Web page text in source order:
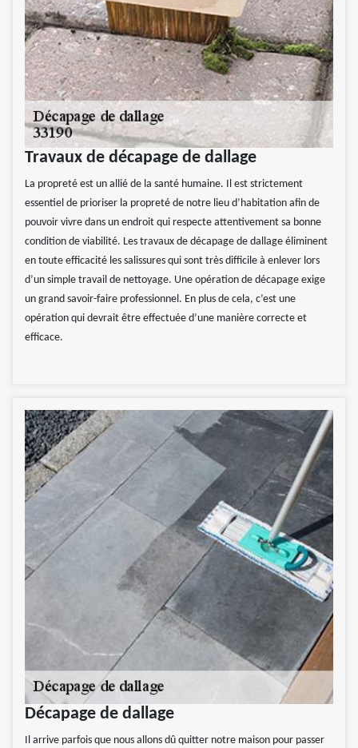
Travaux de décapage de dallage
La propreté est un allié de la santé humaine. Il est strictement
essentiel de prioriser la propreté de notre lieu d’habitation afin de
pouvoir vivre dans un endroit qui respecte attentivement sa bonne
condition de viabilité. Les travaux de décapage de dallage éliminent
en toute efficacité les salissures qui sont très difficile à enlever lors
d’un simple travail de nettoyage. Une opération de décapage exige
un grand savoir-faire professionnel. En plus de cela, c’est une
opération qui devrait être effectuée d’une manière correcte et
efficace.
Décapage de dallage
Il arrive parfois que nous allons dû quitter notre maison pour passer